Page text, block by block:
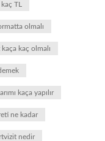
TL
olmalı
kaç olmalı
kaça yapılır
ne kadar
nedir